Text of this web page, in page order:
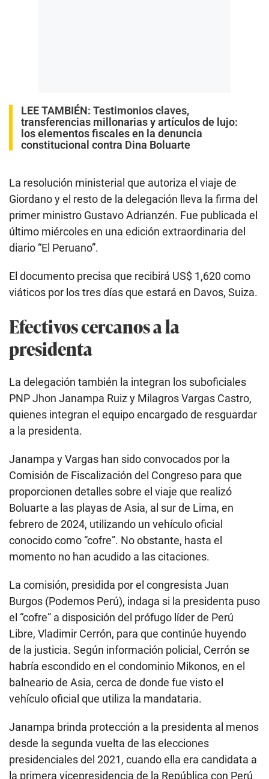
LEE TAMBIÉN: Testimonios claves,
transferencias millonarias y artículos de lujo:
los elementos fiscales en la denuncia
constitucional contra Dina Boluarte
La resolución ministerial que autoriza el viaje de
Giordano y el resto de la delegación lleva la firma del
primer ministro Gustavo Adrianzén. Fue publicada el
último miércoles en una edición extraordinaria del
diario “El Peruano”.
El documento precisa que recibirá US$ 1,620 como
viáticos por los tres días que estará en Davos, Suiza.
Efectivos cercanos a la
presidenta
La delegación también la integran los suboficiales
PNP Jhon Janampa Ruiz y Milagros Vargas Castro,
quienes integran el equipo encargado de resguardar
a la presidenta.
Janampa y Vargas han sido convocados por la
Comisión de Fiscalización del Congreso para que
proporcionen detalles sobre el viaje que realizó
Boluarte a las playas de Asia, al sur de Lima, en
febrero de 2024, utilizando un vehículo oficial
conocido como “cofre”. No obstante, hasta el
momento no han acudido a las citaciones.
La comisión, presidida por el congresista Juan
Burgos (Podemos Perú), indaga si la presidenta puso
el “cofre” a disposición del prófugo líder de Perú
Libre, Vladimir Cerrón, para que continúe huyendo
de la justicia. Según información policial, Cerrón se
habría escondido en el condominio Mikonos, en el
balneario de Asia, cerca de donde fue visto el
vehículo oficial que utiliza la mandataria.
Janampa brinda protección a la presidenta al menos
desde la segunda vuelta de las elecciones
presidenciales del 2021, cuando ella era candidata a
la primera vicepresidencia de la República con Perú